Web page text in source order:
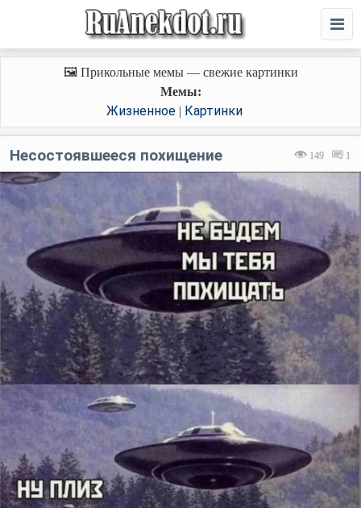
🖼️ Прикольные мемы — свежие картинки
Мемы:
Жизненное | Картинки
149 1
Несостоявшееся похищение